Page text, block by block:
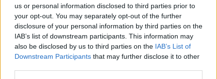
us or personal information disclosed to third parties prior to
your opt-out. You may separately opt-out of the further
disclosure of your personal information by third parties on the
IAB’s list of downstream participants. This information may
also be disclosed by us to third parties on the IAB’s List of
Downstream Participants that may further disclose it to other
Ακολουθείστε το iPaideia.gr στο
Ειδήσεις